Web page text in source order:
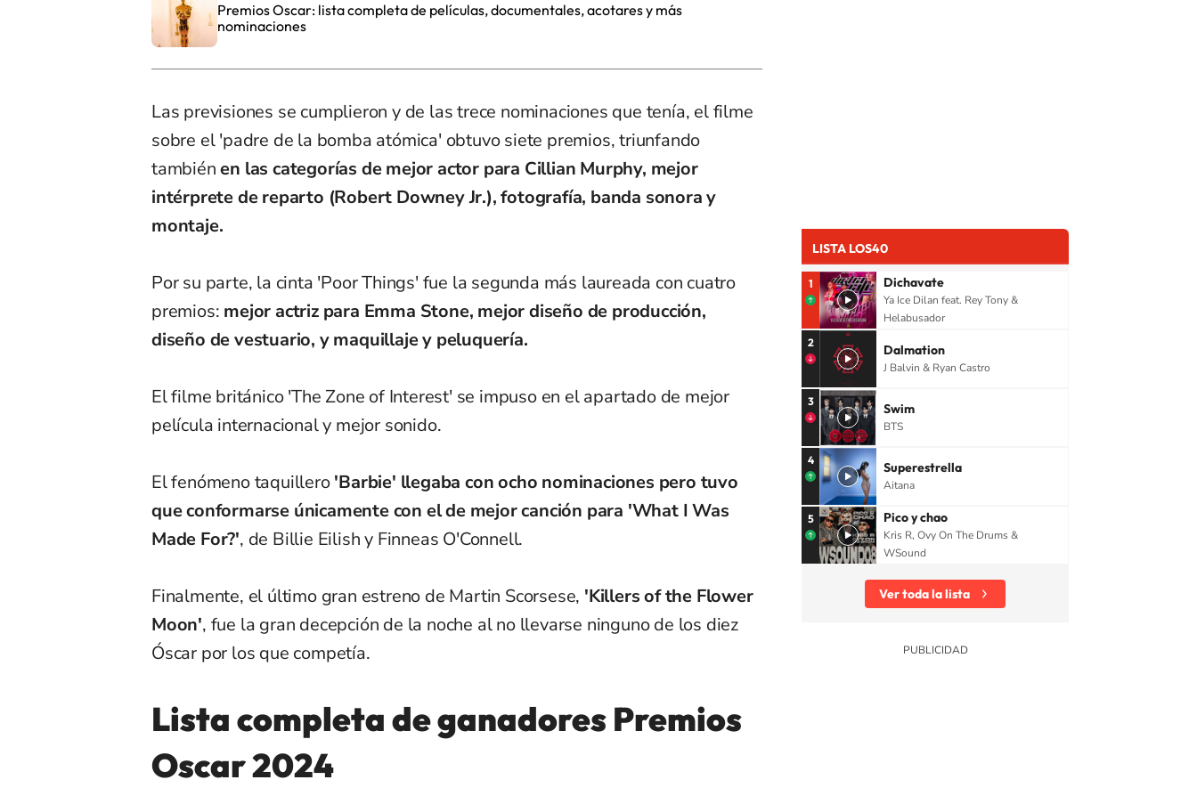
Premios Oscar: lista completa de películas, documentales, acotares y más
nominaciones
Las previsiones se cumplieron y de las trece nominaciones que tenía, el filme
sobre el 'padre de la bomba atómica' obtuvo siete premios, triunfando
tambiénen las categorías de mejor actor para Cillian Murphy, mejor
intérprete de reparto (Robert Downey Jr.), fotografía, banda sonora y
montaje.
Por su parte, la cinta 'Poor Things' fue la segunda más laureada con cuatro
premios: mejor actriz para Emma Stone, mejor diseño de producción,
diseño de vestuario, y maquillaje y peluquería.
El filme británico 'The Zone of Interest' se impuso en el apartado de mejor
película internacional y mejor sonido.
El fenómeno taquillero'Barbie' llegaba con ocho nominaciones pero tuvo
que conformarse únicamente con el de mejor canción para 'What I Was
Made For?', de Billie Eilish y Finneas O'Connell.
Finalmente, el último gran estreno de Martin Scorsese, 'Killers of the Flower
Moon', fue la gran decepción de la noche al no llevarse ninguno de los diez
Óscar por los que competía.
Lista completa de ganadores Premios
Oscar 2024
LISTA LOS40
1 Dichavate
Ya Ice Dilan feat. Rey Tony &
Helabusador
2 Dalmation
J Balvin & Ryan Castro
3 Swim
BTS
4 Superestrella
Aitana
5 Pico y chao
Kris R, Ovy On The Drums &
WSound
Ver toda la lista